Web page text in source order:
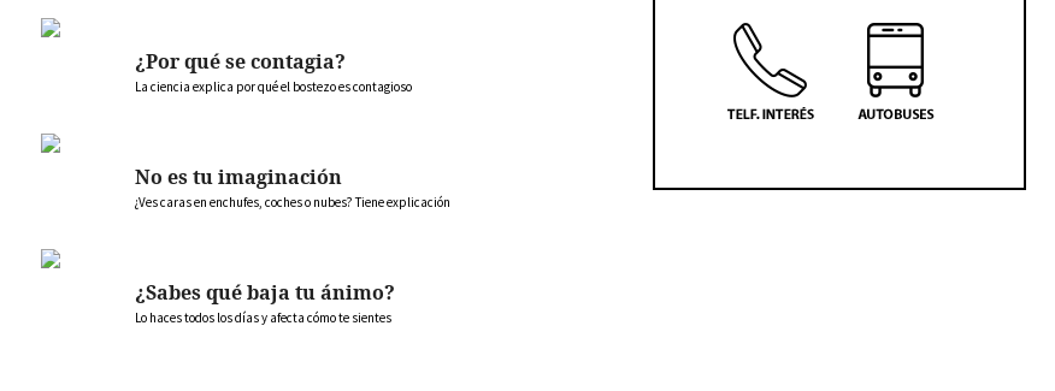
¿Por qué se contagia?
La ciencia explica por qué el bostezo es contagioso
No es tu imaginación
¿Ves caras en enchufes, coches o nubes? Tiene explicación
¿Sabes qué baja tu ánimo?
Lo haces todos los días y afecta cómo te sientes